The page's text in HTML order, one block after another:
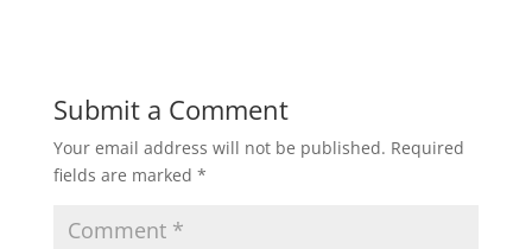
Submit a Comment
Your email address will not be published. Required
fields are marked *